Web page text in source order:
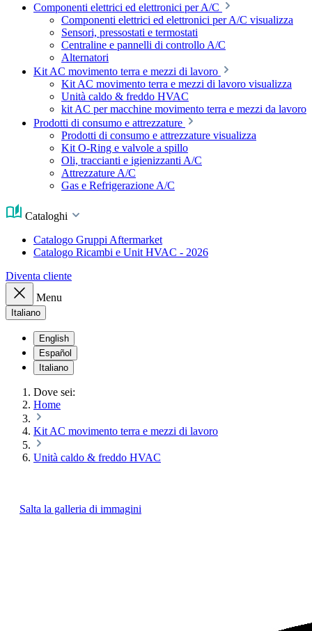
Componenti elettrici ed elettronici per A/C
Componenti elettrici ed elettronici per A/C visualizza
Sensori, pressostati e termostati
Centraline e pannelli di controllo A/C
Alternatori
Kit AC movimento terra e mezzi di lavoro
Kit AC movimento terra e mezzi di lavoro visualizza
Unità caldo & freddo HVAC
kit AC per macchine movimento terra e mezzi da lavoro
Prodotti di consumo e attrezzature
Prodotti di consumo e attrezzature visualizza
Kit O-Ring e valvole a spillo
Oli, traccianti e igienizzanti A/C
Attrezzature A/C
Gas e Refrigerazione A/C
Cataloghi
Catalogo Gruppi Aftermarket
Catalogo Ricambi e Unit HVAC - 2026
Diventa cliente
Menu
Italiano
English
Español
Italiano
Dove sei:
Home
Kit AC movimento terra e mezzi di lavoro
Unità caldo & freddo HVAC
Salta la galleria di immagini